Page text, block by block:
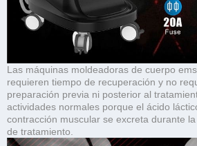
Las máquinas moldeadoras de cuerpo
requieren tiempo de recuperación y no
preparación previa ni posterior al
actividades normales porque el ácido
contracción muscular se excreta durante
de tratamiento.